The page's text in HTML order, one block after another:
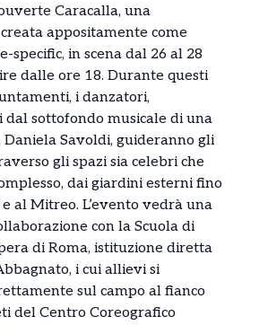
Caracalla, una
appositamente come
specific, in scena dal 26 al 28
dalle ore 18. Durante questi
i danzatori,
dal sottofondo musicale di una
Savoldi, guideranno gli
gli spazi sia celebri che
dai giardini esterni fino
al Mitreo. L’evento vedrà una
con la Scuola di
di Roma, istituzione diretta
i cui allievi si
sul campo al fianco
del Centro Coreografico